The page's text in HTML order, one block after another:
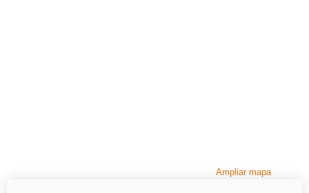
Ampliar mapa